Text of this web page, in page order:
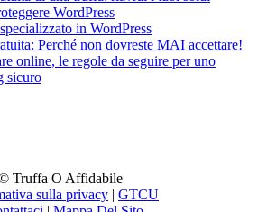
WordPress
in WordPress
Perché non dovreste MAI accettare!
online, le regole da seguire per uno
sicuro
Truffa O Affidabile
sulla privacy | GTCU